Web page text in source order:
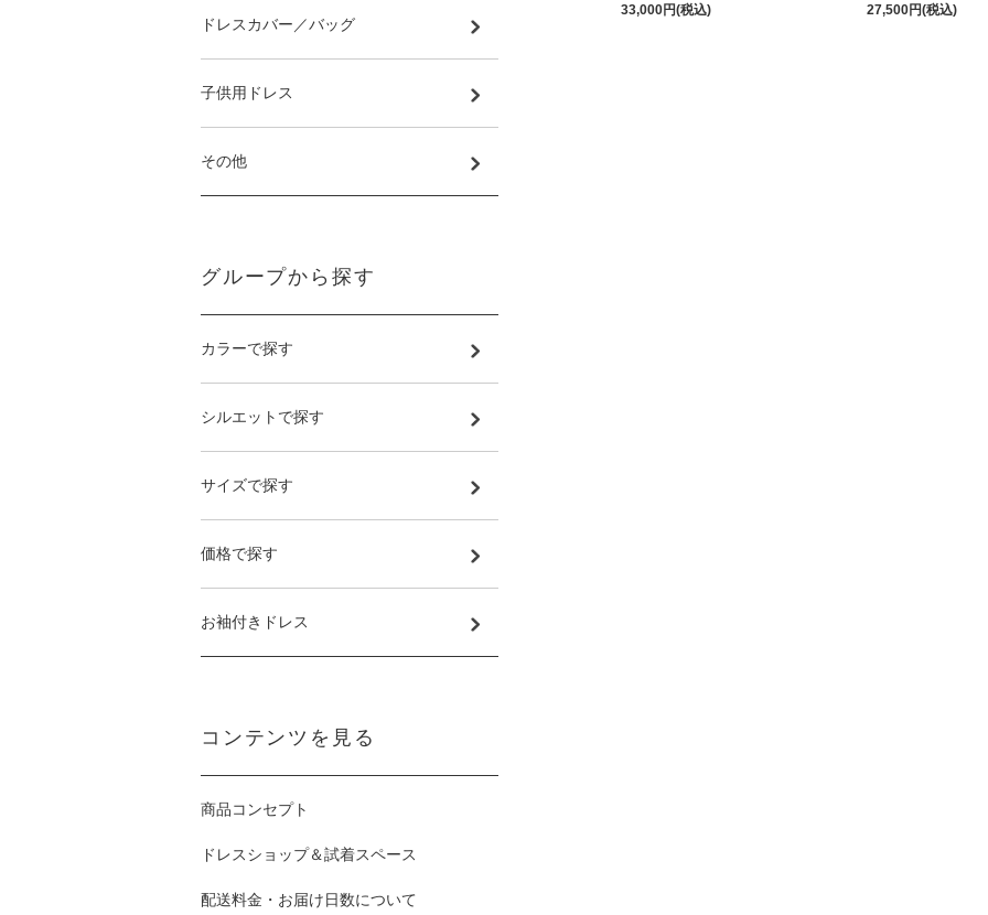
33,000円(税込)
27,500円(税込)
ドレスカバー／バッグ
子供用ドレス
その他
グループから探す
カラーで探す
シルエットで探す
サイズで探す
価格で探す
お袖付きドレス
コンテンツを見る
商品コンセプト
ドレスショップ＆試着スペース
配送料金・お届け日数について